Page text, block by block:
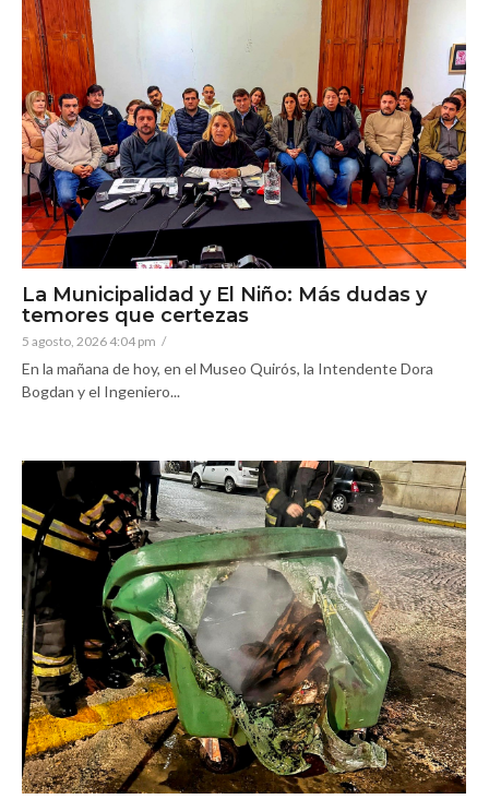
La Municipalidad y El Niño: Más dudas y
temores que certezas
5 agosto, 2026 4:04 pm /
En la mañana de hoy, en el Museo Quirós, la Intendente Dora
Bogdan y el Ingeniero...